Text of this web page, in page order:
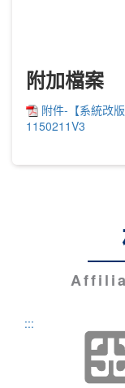
附加檔案
附件-【系統改
1150211V3
:::